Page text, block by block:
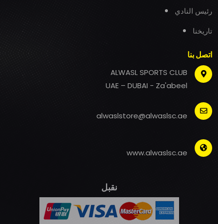
رئيس النادي
تاريخنا
اتصل بنا
ALWASL SPORTS CLUB
UAE – DUBAI - Za'abeel
alwaslstore@alwaslsc.ae
www.alwaslsc.ae
نقبل